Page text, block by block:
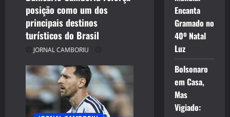
o
n
posição como um dos
principais destinos
turísticos do Brasil
JORNAL CAMBORIU
Encanta
Gramado no
40º Natal
Luz
Bolsonaro
em Casa,
Mas
Vigiado: